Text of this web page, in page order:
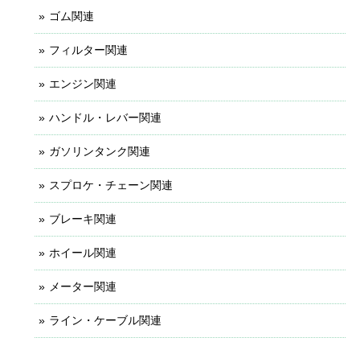
ゴム関連
フィルター関連
エンジン関連
ハンドル・レバー関連
ガソリンタンク関連
スプロケ・チェーン関連
ブレーキ関連
ホイール関連
メーター関連
ライン・ケーブル関連